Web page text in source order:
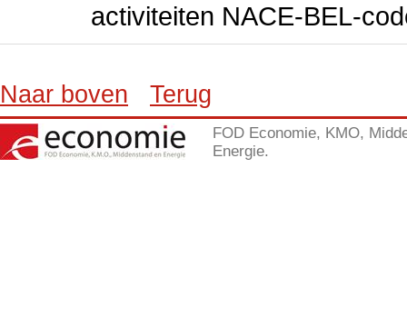
activiteiten NACE-BEL-
Naar boven Terug
FOD Economie, KMO,
Energie.